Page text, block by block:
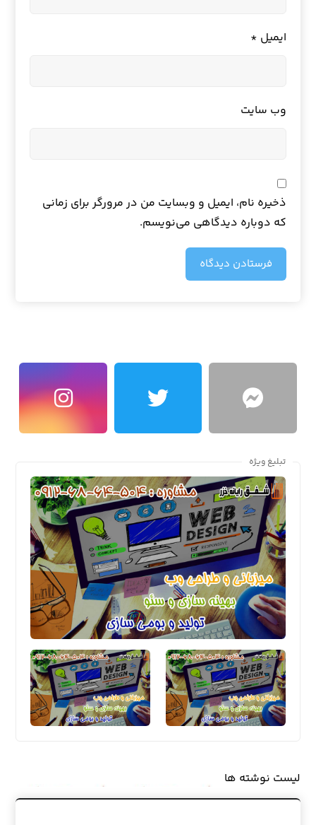
ایمیل *
وب‌ سایت
ذخیره نام، ایمیل و وبسایت من در مرورگر برای زمانی
که دوباره دیدگاهی می‌نویسم.
فرستادن دیدگاه
تبلیغ ویژه
لیست نوشته ها